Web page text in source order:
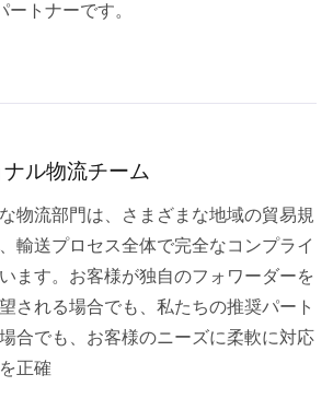
ートナーです。
ル物流チーム
物流部門は、さまざまな地域の貿易規
輸送プロセス全体で完全なコンプライ
ます。お客様が独自のフォワーダーを
される場合でも、私たちの推奨パート
合でも、お客様のニーズに柔軟に対応
正確